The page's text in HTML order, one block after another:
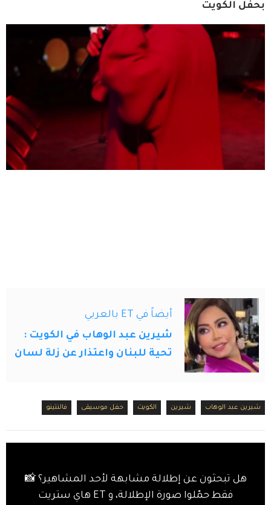
بحفل الكويت
أيضاً في ET بالعربي
شيرين عبد الوهاب في الكويت :
تحية للبنان واعتذار عن زلة لسان
شيرين عبد الوهاب شيرين الكويت حفل موسيقى فالنتينو
هل تبحثون عن إطلالة مشابهة لأحد المشاهير؟ 📸
فقط حمّلوا صورة الإطلالة، و ET هاي ستريت